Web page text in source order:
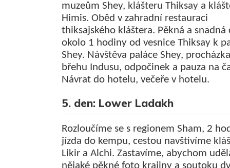
muzeům Shey, klášteru Thiksay a
Himis. Oběd v zahradní restauraci
thiksajského kláštera. Pěkná a snadná
okolo 1 hodiny od vesnice Thiksay k
Shey. Návštěva paláce Shey,
břehu Indusu, odpočinek a pauza na
Návrat do hotelu, večeře v hotelu.
5. den: Lower Ladakh
Rozloučíme se s regionem Sham, 2
jízda do kempu, cestou navštívíme
Likir a Alchi. Zastavíme, abychom
nějaké pěkné foto krajiny a soutoku